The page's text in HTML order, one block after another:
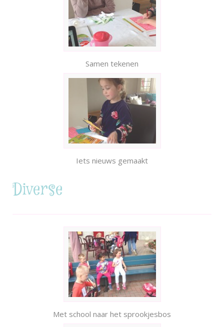
Samen tekenen
Iets nieuws gemaakt
Diverse
Met school naar het sprookjesbos